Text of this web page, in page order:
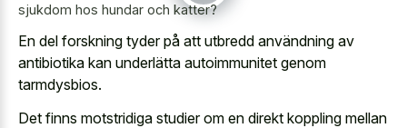
sjukdom hos hundar och katter?
En del forskning tyder på att utbredd användning av
antibiotika kan underlätta autoimmunitet genom
tarmdysbios.
Det finns motstridiga studier om en direkt koppling mellan